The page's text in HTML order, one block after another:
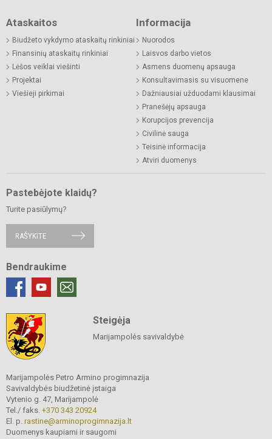
Ataskaitos
Biudžeto vykdymo ataskaitų rinkiniai
Finansinių ataskaitų rinkiniai
Lėšos veiklai viešinti
Projektai
Viešieji pirkimai
Informacija
Nuorodos
Laisvos darbo vietos
Asmens duomenų apsauga
Konsultavimasis su visuomene
Dažniausiai užduodami klausimai
Pranešėjų apsauga
Korupcijos prevencija
Civilinė sauga
Teisinė informacija
Atviri duomenys
Pastebėjote klaidų?
Turite pasiūlymų?
RAŠYKITE
Bendraukime
Steigėja
Marijampolės savivaldybė
Marijampolės Petro Armino progimnazija
Savivaldybės biudžetinė įstaiga
Vytenio g. 47, Marijampolė
Tel./ faks. +370 343 20924
El. p. rastine@arminoprogimnazija.lt
Duomenys kaupiami ir saugomi